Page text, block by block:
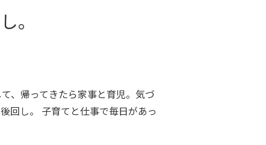
。
、帰ってきたら家事と育児。気づ
回し。 子育てと仕事で毎日があっ